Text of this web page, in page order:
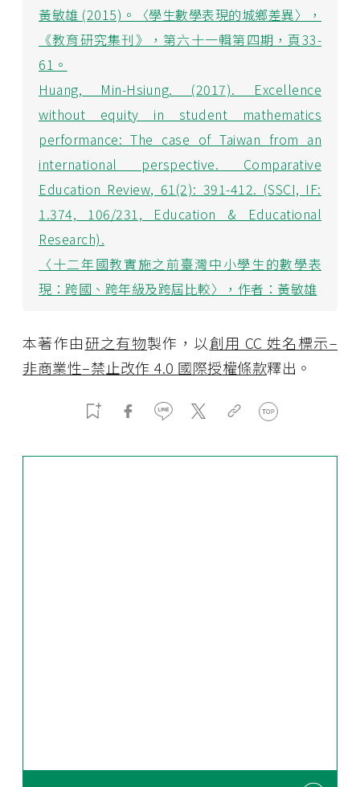
黃敏雄 (2015)。〈學生數學表現的城鄉差異〉，
《教育研究集刊》，第六十一輯第四期，頁33-
61。
Huang, Min-Hsiung. (2017). Excellence
without equity in student mathematics
performance: The case of Taiwan from an
international perspective. Comparative
Education Review, 61(2): 391-412. (SSCI, IF:
1.374, 106/231, Education & Educational
Research).
〈十二年國教實施之前臺灣中小學生的數學表
現：跨國、跨年級及跨屆比較〉，作者：黃敏雄
本著作由研之有物製作，以創用 CC 姓名標示–
非商業性–禁止改作 4.0 國際授權條款釋出。